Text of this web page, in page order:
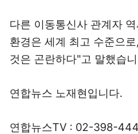
다른 이동통신사 관계자
환경은 세계 최고 수준으
것은 곤란하다"고 말했습
연합뉴스 노재현입니다.
연합뉴스TV : 02-398-